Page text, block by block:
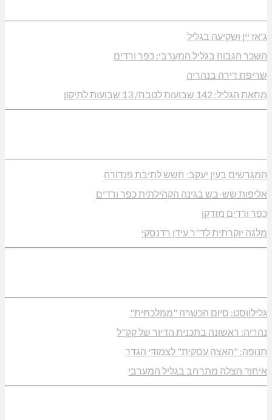
ג'אז יין ושקיעה בגליל
השכר הגבוה בגליל המערבי: כפר ורדים
שריפת דירה בנהריה
מחאת הגליל: 142 שבועות לטבח/ 13 שבועות לתיקון
המגרשים בעין יעקב: חשש לתיבת פנדורה
אליפות שש-בש בגינה הקהילתית כפר ורדים
כפר ורדים מזדקן
מלגה יוקרתית לד"ר עידן רדנסקי
גלילווסט: סיום הכשרה "ממלכתית"
נהריה: ראשונה בתכנית הדיור של קק"ל
תנופה: "האצה עסקית" לצמודי הגדר
איחוד הצלה מתרחב בגליל המערבי